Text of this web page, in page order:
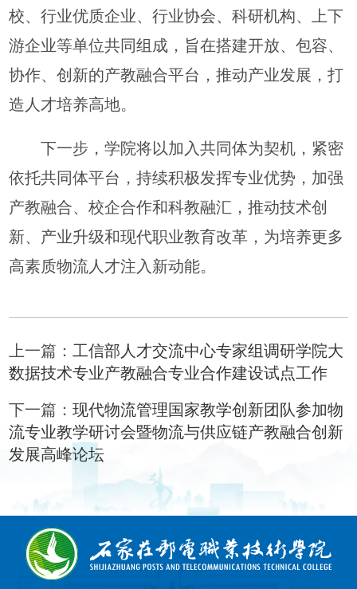
校、行业优质企业、行业协会、科研机构、上下
游企业等单位共同组成，旨在搭建开放、包容、
协作、创新的产教融合平台，推动产业发展，打
造人才培养高地。
下一步，学院将以加入共同体为契机，紧密
依托共同体平台，持续积极发挥专业优势，加强
产教融合、校企合作和科教融汇，推动技术创
新、产业升级和现代职业教育改革，为培养更多
高素质物流人才注入新动能。
上一篇：工信部人才交流中心专家组调研学院大
数据技术专业产教融合专业合作建设试点工作
下一篇：现代物流管理国家教学创新团队参加物
流专业教学研讨会暨物流与供应链产教融合创新
发展高峰论坛